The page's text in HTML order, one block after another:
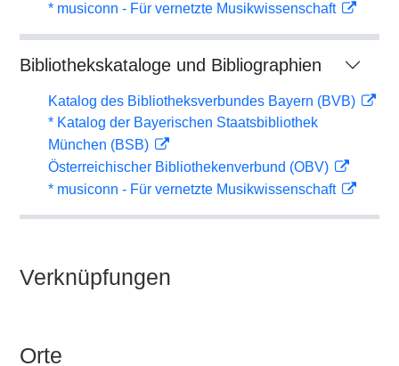
* musiconn - Für vernetzte Musikwissenschaft
Bibliothekskataloge und Bibliographien
Katalog des Bibliotheksverbundes Bayern (BVB)
* Katalog der Bayerischen Staatsbibliothek
München (BSB)
Österreichischer Bibliothekenverbund (OBV)
* musiconn - Für vernetzte Musikwissenschaft
Verknüpfungen
Orte